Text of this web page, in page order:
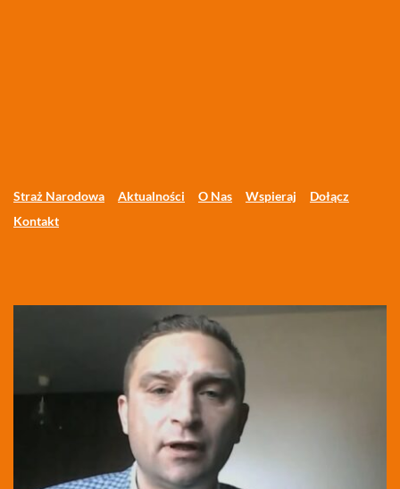
Straż Narodowa Aktualności O Nas Wspieraj
Dołącz
Kontakt